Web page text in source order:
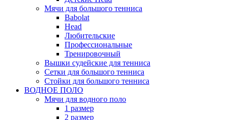
Мячи для большого тенниса
Babolat
Head
Любительские
Профессиональные
Тренировочный
Вышки судейские для тенниса
Сетки для большого тенниса
Стойки для большого тенниса
ВОДНОЕ ПОЛО
Мячи для водного поло
1 размер
2 размер